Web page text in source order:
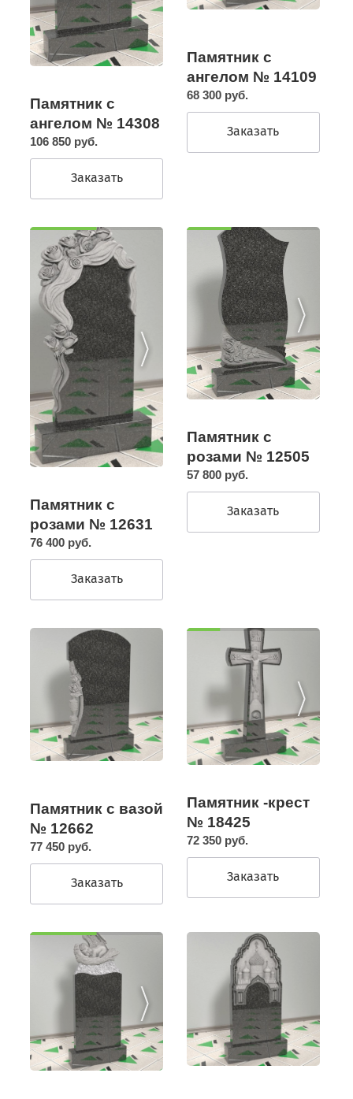
Памятник с
ангелом № 14308
106 850 руб.
Заказать
Памятник с
ангелом № 14109
68 300 руб.
Заказать
Памятник с
розами № 12631
76 400 руб.
Заказать
Памятник с
розами № 12505
57 800 руб.
Заказать
Памятник с вазой
№ 12662
77 450 руб.
Заказать
Памятник -крест
№ 18425
72 350 руб.
Заказать